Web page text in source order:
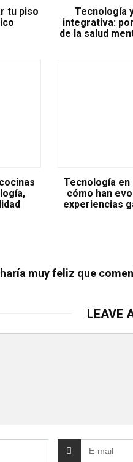
tu piso
Tecnología
integrativa:
de la salud
Tecnología
cómo han
experiencias
muy feliz que
LEAVE